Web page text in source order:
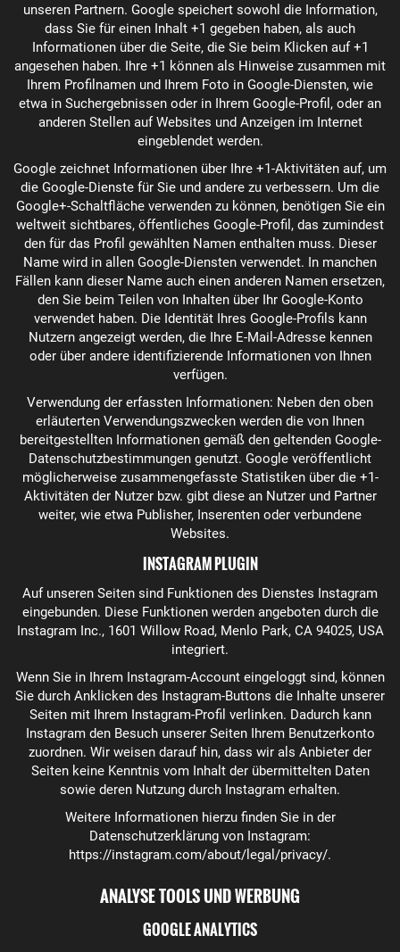
unseren Partnern. Google speichert sowohl die Information,
dass Sie für einen Inhalt +1 gegeben haben, als auch
Informationen über die Seite, die Sie beim Klicken auf +1
angesehen haben. Ihre +1 können als Hinweise zusammen mit
Ihrem Profilnamen und Ihrem Foto in Google-Diensten, wie
etwa in Suchergebnissen oder in Ihrem Google-Profil, oder an
anderen Stellen auf Websites und Anzeigen im Internet
eingeblendet werden.
Google zeichnet Informationen über Ihre +1-Aktivitäten auf, um
die Google-Dienste für Sie und andere zu verbessern. Um die
Google+-Schaltfläche verwenden zu können, benötigen Sie ein
weltweit sichtbares, öffentliches Google-Profil, das zumindest
den für das Profil gewählten Namen enthalten muss. Dieser
Name wird in allen Google-Diensten verwendet. In manchen
Fällen kann dieser Name auch einen anderen Namen ersetzen,
den Sie beim Teilen von Inhalten über Ihr Google-Konto
verwendet haben. Die Identität Ihres Google-Profils kann
Nutzern angezeigt werden, die Ihre E-Mail-Adresse kennen
oder über andere identifizierende Informationen von Ihnen
verfügen.
Verwendung der erfassten Informationen: Neben den oben
erläuterten Verwendungszwecken werden die von Ihnen
bereitgestellten Informationen gemäß den geltenden Google-
Datenschutzbestimmungen genutzt. Google veröffentlicht
möglicherweise zusammengefasste Statistiken über die +1-
Aktivitäten der Nutzer bzw. gibt diese an Nutzer und Partner
weiter, wie etwa Publisher, Inserenten oder verbundene
Websites.
INSTAGRAM PLUGIN
Auf unseren Seiten sind Funktionen des Dienstes Instagram
eingebunden. Diese Funktionen werden angeboten durch die
Instagram Inc., 1601 Willow Road, Menlo Park, CA 94025, USA
integriert.
Wenn Sie in Ihrem Instagram-Account eingeloggt sind, können
Sie durch Anklicken des Instagram-Buttons die Inhalte unserer
Seiten mit Ihrem Instagram-Profil verlinken. Dadurch kann
Instagram den Besuch unserer Seiten Ihrem Benutzerkonto
zuordnen. Wir weisen darauf hin, dass wir als Anbieter der
Seiten keine Kenntnis vom Inhalt der übermittelten Daten
sowie deren Nutzung durch Instagram erhalten.
Weitere Informationen hierzu finden Sie in der
Datenschutzerklärung von Instagram:
https://instagram.com/about/legal/privacy/.
ANALYSE TOOLS UND WERBUNG
GOOGLE ANALYTICS